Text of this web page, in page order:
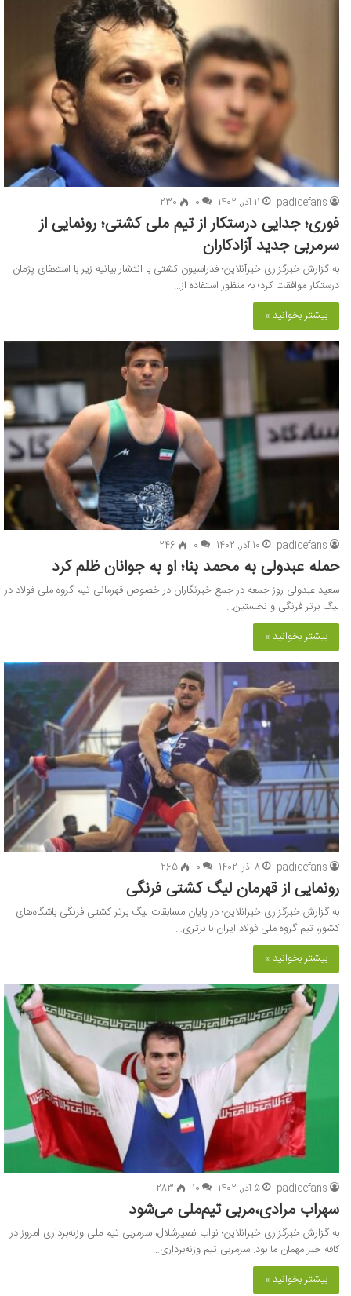
padidefans 11 آذر, 1402 0
230
فوری؛ جدایی درستکار از تیم ملی کشتی؛ رونمایی از
سرمربی جدید آزادکاران
به گزارش خبرگزاری خبرآنلاین؛ فدراسیون کشتی با انتشار بیانیه زیر با استعفای پژمان
درستکار موافقت کرد؛ به منظور استفاده از…
بیشتر بخوانید »
padidefans 10 آذر, 1402 0
246
حمله عبدولی به محمد بنا؛ او به جوانان ظلم کرد
سعید عبدولی روز جمعه در جمع خبرنگاران در خصوص قهرمانی تیم گروه ملی فولاد در
لیگ برتر فرنگی و نخستین…
بیشتر بخوانید »
padidefans 8 آذر, 1402 0
265
رونمایی از قهرمان لیگ کشتی فرنگی
به گزارش خبرگزاری خبرآنلاین؛ در پایان مسابقات لیگ برتر کشتی فرنگی باشگاه‌های
کشور، تیم گروه ملی فولاد ایران با برتری…
بیشتر بخوانید »
padidefans 5 آذر, 1402 10
283
سهراب مرادی،مربی تیم‌ملی می‌شود
به گزارش خبرگزاری خبرآنلاین؛ نواب نصیرشلال، سرمربی تیم ملی وزنه‌برداری امروز در
کافه خبر مهمان ما بود. سرمربی تیم وزنه‌برداری…
بیشتر بخوانید »